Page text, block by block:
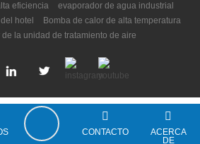
eficiencia
evaporador de agua industrial
hotel
Bomba de calor de alta temperatura
de la unidad de tratamiento de aire
ACERCA
DE
CONTACTO